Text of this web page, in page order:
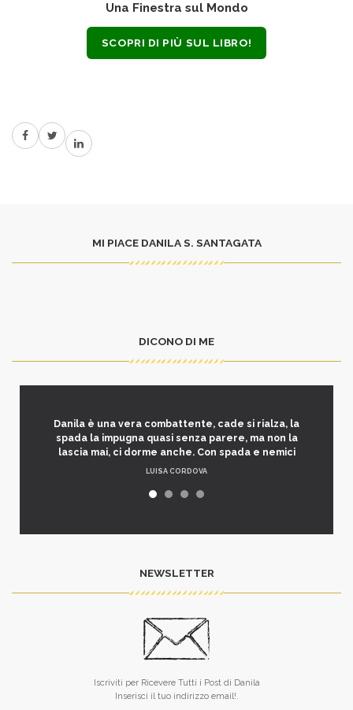
Una Finestra sul Mondo
SCOPRI DI PIÙ SUL LIBRO!
MI PIACE DANILA S. SANTAGATA
DICONO DI ME
Danila è una vera combattente, cade si rialza, la
spada la impugna quasi senza parere, ma non la
lascia mai, ci dorme anche. Con spada e nemici
LUISA CORDOVA
NEWSLETTER
Iscriviti per Ricevere Tutti i Post di Danila
Inserisci il tuo indirizzo email!.